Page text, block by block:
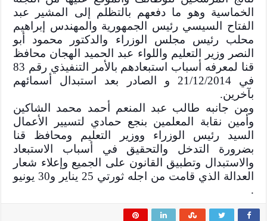
الخماسية وهو ما دفعهم بالتظلم إلى المشير عبد
الفتاح السيسي رئيس الجمهورية والمهندس إبراهيم
محلب رئيس مجلس الوزراء والدكتور محمود أبو
النصر وزير التعليم واللواء عبد الحميد الهجان محافظ
قنا لمعرفه أسباب استبعادهم بالأمر التنفيذي رقم 83
في 21/12/2014 و الصادر بعد استبدال أسمائهم
بآخرين.
ومن جانبه طالب عبد المنعم أحمد محمد الشاكين
وأمين نقابة المعلمين بنجع حمادي لتسيير الأعمال
السيد رئيس الوزراء ووزير التعليم ومحافظ قنا
بضرورة التدخل والتحقيق في أسباب الاستبعاد
والاستبدال وتطبيق القانون على الجميع وإعلاء شعار
العدالة الذي قامت من اجله ثورتي 25 يناير و30 يونيو
.